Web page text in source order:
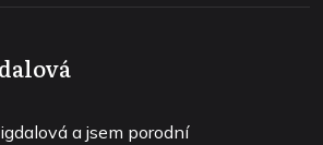
a jsem porodní